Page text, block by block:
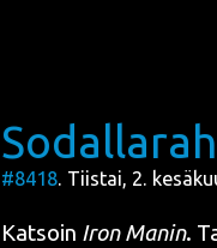
#8418. Tiistai, 2.
Kat­soin Iron Manin.